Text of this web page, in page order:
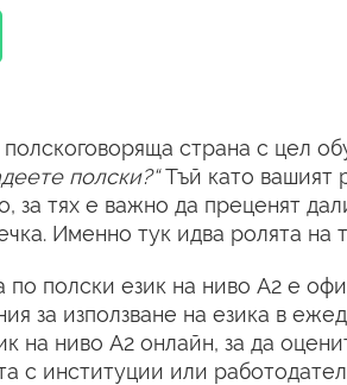
полскоговоряща страна с цел
полски?“Тъй като вашият
за тях е важно да преценят
Именно тук идва ролята на
по полски език на ниво А2 е
за използване на езика в
на ниво А2 онлайн, за да
с институции или